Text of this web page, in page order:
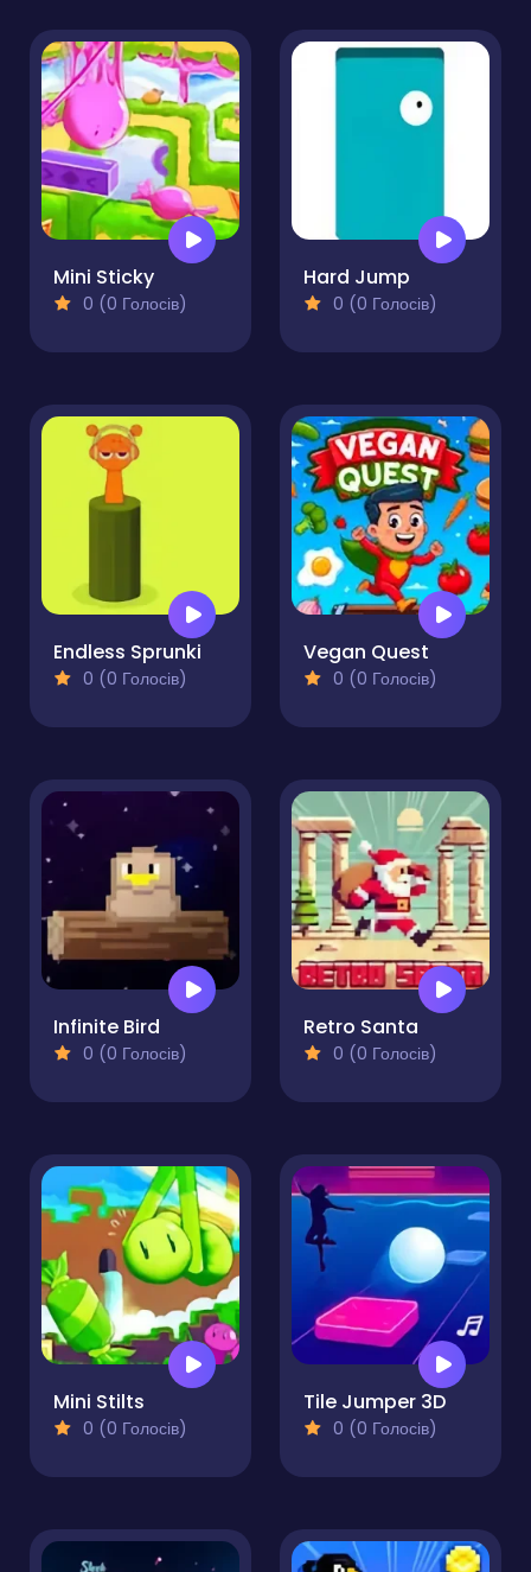
Mini Sticky
0 (0 Голосів)
Hard Jump
0 (0 Голосів)
Endless Sprunki
0 (0 Голосів)
Vegan Quest
0 (0 Голосів)
Infinite Bird
0 (0 Голосів)
Retro Santa
0 (0 Голосів)
Mini Stilts
0 (0 Голосів)
Tile Jumper 3D
0 (0 Голосів)